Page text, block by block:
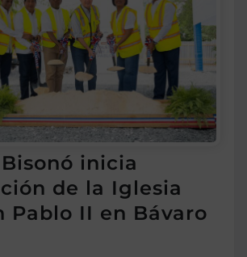
inicia
de la Iglesia
Pablo II en Bávaro